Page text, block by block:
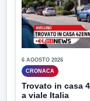
6 AGOSTO 2026
CRONACA
Trovato in casa
a viale Italia